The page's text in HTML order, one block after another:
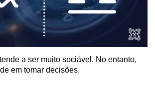
a ser muito sociável. No entanto,
em tomar decisões.